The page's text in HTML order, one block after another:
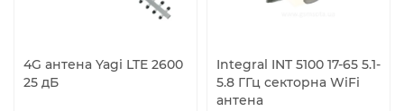
4G антена Yagi LTE 2600
25 дБ
Integral INT 5100 17-65 5.1-
5.8 ГГц секторна WiFi
антена